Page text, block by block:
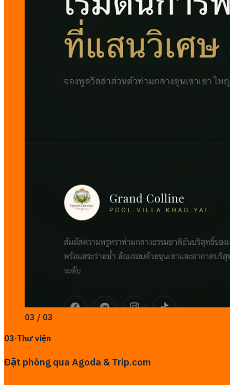
03 / 03
03·Thư viện
Đặt phòng qua Agoda & Trip.com